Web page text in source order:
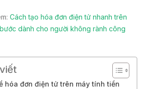
Cách tạo hóa đơn điện tử nhanh trên
dành cho người không rành công
hóa đơn điện tử trên máy tính tiền